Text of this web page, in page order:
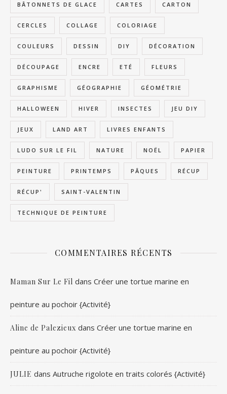
BÂTONNETS DE GLACE CARTES CARTON
CERCLES COLLAGE COLORIAGE
COULEURS DESSIN DIY DÉCORATION
DÉCOUPAGE ENCRE ETÉ FLEURS
GRAPHISME GÉOGRAPHIE GÉOMÉTRIE
HALLOWEEN HIVER INSECTES JEU DIY
JEUX LAND ART LIVRES ENFANTS
LUDO SUR LE FIL NATURE NOËL PAPIER
PEINTURE PRINTEMPS PÂQUES RÉCUP
RÉCUP' SAINT-VALENTIN
TECHNIQUE DE PEINTURE
COMMENTAIRES RÉCENTS
Maman Sur Le Fil dans Créer une tortue marine en
peinture au pochoir {Activité}
Aline de Palezieux dans Créer une tortue marine en
peinture au pochoir {Activité}
JULIE dans Autruche rigolote en traits colorés {Activité}